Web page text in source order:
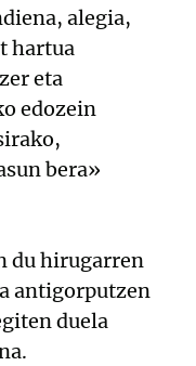
alegia,
hartua
eta
edozein
bera»
du hirugarren
antigorputzen
duela